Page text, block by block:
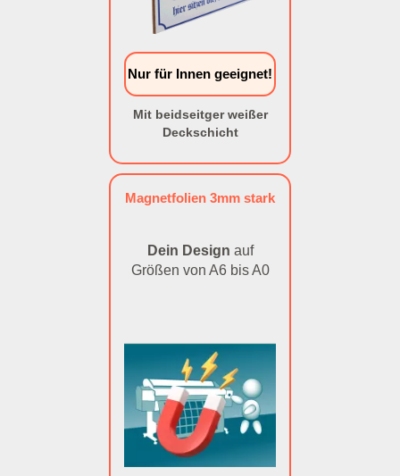
Nur für Innen geeignet!
Mit beidseitger weißer
Deckschicht
Magnetfolien 3mm stark
Dein Design auf
Größen von A6 bis A0